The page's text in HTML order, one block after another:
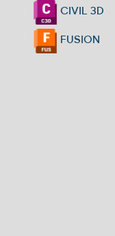
CIVIL 3D
FUSION